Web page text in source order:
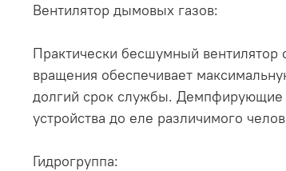
Вентилятор дымовых газов:
Практически бесшумный вентилятор
вращения обеспечивает
долгий срок службы. Демпфирующие
устройства до еле различимого
Гидрогруппа: